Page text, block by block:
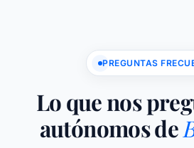
PREGUNTAS
Lo que nos
autónomos de